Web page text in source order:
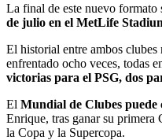
La final de este nuevo formato
de julio en el MetLife
El historial entre ambos
enfrentado ocho veces, todas
victorias para el PSG, dos
El Mundial de Clubes puede
Enrique, tras ganar su primera
la Copa y la Supercopa.